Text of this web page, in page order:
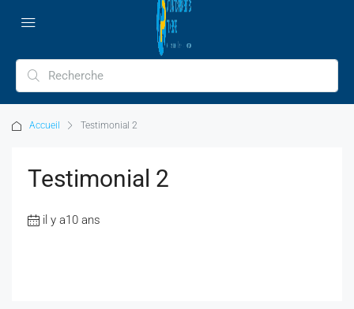
Accueil Testimonial 2
Testimonial 2
il y a10 ans